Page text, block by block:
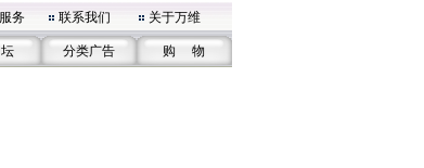
务 联系我们 关于万维
分类广告 购 物